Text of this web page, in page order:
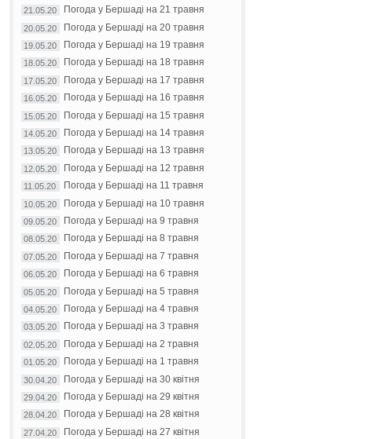
21.05.20 Погода у Бершаді на 21 травня
20.05.20 Погода у Бершаді на 20 травня
19.05.20 Погода у Бершаді на 19 травня
18.05.20 Погода у Бершаді на 18 травня
17.05.20 Погода у Бершаді на 17 травня
16.05.20 Погода у Бершаді на 16 травня
15.05.20 Погода у Бершаді на 15 травня
14.05.20 Погода у Бершаді на 14 травня
13.05.20 Погода у Бершаді на 13 травня
12.05.20 Погода у Бершаді на 12 травня
11.05.20 Погода у Бершаді на 11 травня
10.05.20 Погода у Бершаді на 10 травня
09.05.20 Погода у Бершаді на 9 травня
08.05.20 Погода у Бершаді на 8 травня
07.05.20 Погода у Бершаді на 7 травня
06.05.20 Погода у Бершаді на 6 травня
05.05.20 Погода у Бершаді на 5 травня
04.05.20 Погода у Бершаді на 4 травня
03.05.20 Погода у Бершаді на 3 травня
02.05.20 Погода у Бершаді на 2 травня
01.05.20 Погода у Бершаді на 1 травня
30.04.20 Погода у Бершаді на 30 квітня
29.04.20 Погода у Бершаді на 29 квітня
28.04.20 Погода у Бершаді на 28 квітня
27.04.20 Погода у Бершаді на 27 квітня